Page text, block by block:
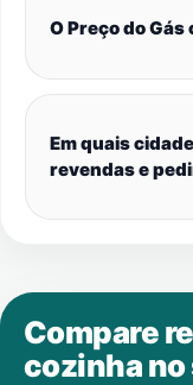
O Preço do
Em quais
revendas e
Compare
cozinha